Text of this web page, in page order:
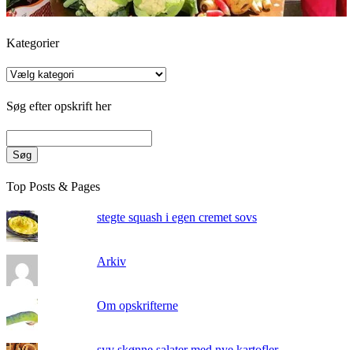
Kategorier
Kategorier
Søg efter opskrift her
Søg
Top Posts & Pages
stegte squash i egen cremet sovs
Arkiv
Om opskrifterne